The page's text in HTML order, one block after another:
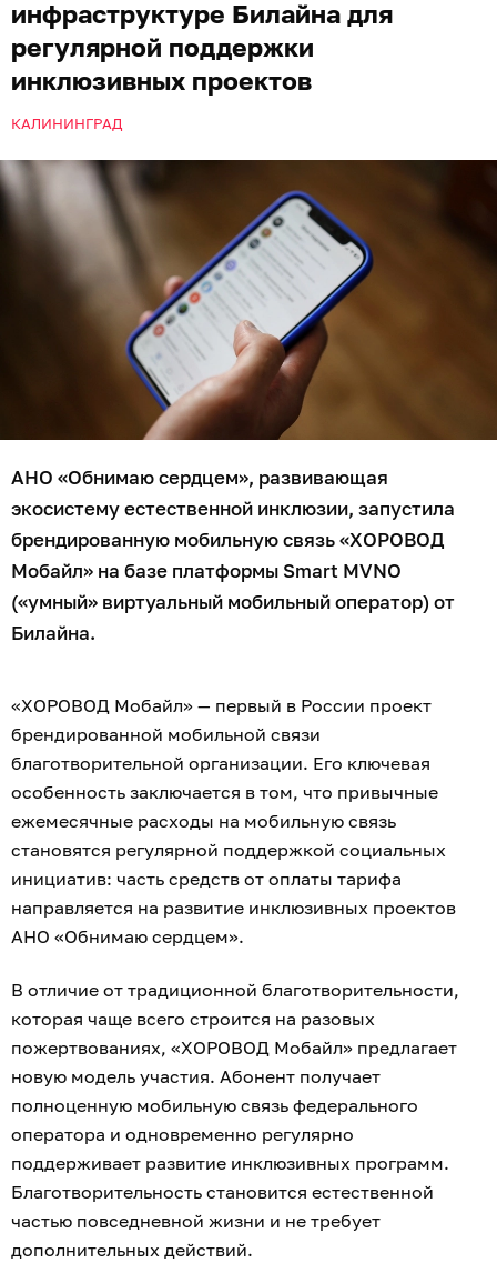
«ХОРОВОД Мобайл» — первый в России проект
брендированной мобильной связи
благотворительной организации. Его ключевая
особенность заключается в том, что привычные
ежемесячные расходы на мобильную связь
становятся регулярной поддержкой социальных
инициатив: часть средств от оплаты тарифа
направляется на развитие инклюзивных проектов
АНО «Обнимаю сердцем».
В отличие от традиционной благотворительности,
которая чаще всего строится на разовых
пожертвованиях, «ХОРОВОД Мобайл» предлагает
новую модель участия. Абонент получает
полноценную мобильную связь федерального
оператора и одновременно регулярно
поддерживает развитие инклюзивных программ.
Благотворительность становится естественной
частью повседневной жизни и не требует
дополнительных действий.
«ХОРОВОД Мобайл» станет частью экосистемы АНО
взрослых с инвалидностью, волонтёров, бизнес,
образовательные учреждения и культурные
площадки вокруг практик естественной инклюзии.
Сим-карты «ХОРОВОД Мобайл» будут
распространять волонтёры движения. Такая модель
позволит одновременно расширять сообщество
доброго проекта, вовлекать новых участников в
Анна Фёдорова, основатель движения и
руководитель АНО «Обнимаю сердцем»:
«Люди хотят помогать, но далеко не всегда готовы
делать это через отдельные пожертвования или
специальные акции. Мы долго искали способ
сделать благотворительность естественной частью
повседневной жизни. Так появилась идея "ХОРОВОД
Мобайл" — мобильной связи, которая позволяет
поддерживать социальные проекты, просто
оплачивая привычный тариф. Каждая ежемесячная